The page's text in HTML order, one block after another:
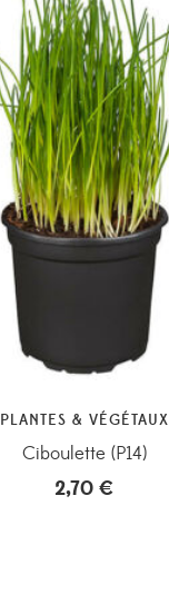
PLANTES & VÉGÉTAUX
Ciboulette (P14)
2,70 €